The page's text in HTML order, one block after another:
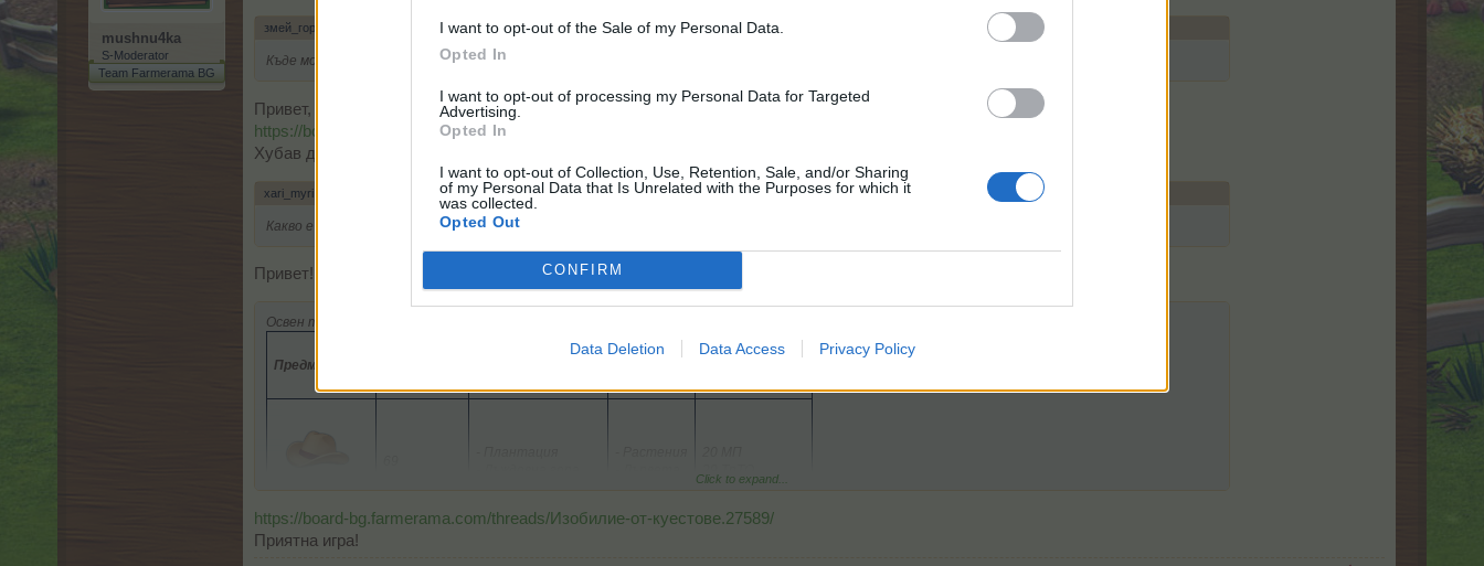
I want to opt-out of the Sale of my Personal Data.
Opted In
I want to opt-out of processing my Personal Data for Targeted
Advertising.
Opted In
I want to opt-out of Collection, Use, Retention, Sale, and/or Sharing
of my Personal Data that Is Unrelated with the Purposes for which it
was collected.
Opted Out
CONFIRM
Data Deletion Data Access Privacy Policy
mushnu4ka
S-Moderator
Team Farmerama BG
змей_горянин каза:
Къде можем да видим Магазина за куестове, в който ще харчим спечелените Монети-зъбно колело и тракторна гума?
Привет, какво се предлага в магазина за куестове можеш да видиш ето тук:
https://board-bg.farmerama.com/threads/Изобилие-от-куестове.27589/
Хубав ден!
xari_myri каза:
Какво е това- Шапка на гери
Привет!
Освен това ще трябва да събирате
Предмет
Полета, от които
При
Обмяна след
Click to expand...
https://board-bg.farmerama.com/threads/Изобилие-от-куестове.27589/
Приятна игра!